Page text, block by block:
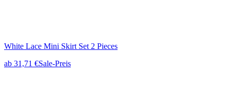
White Lace Mini Skirt Set 2 Pieces
ab 31,71 €Sale-Preis